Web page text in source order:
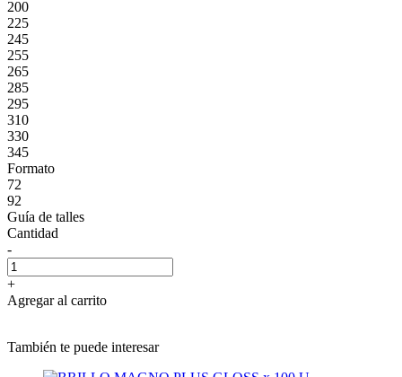
200
225
245
255
265
285
295
310
330
345
Formato
72
92
Guía de talles
Cantidad
-
+
Agregar al carrito
También te puede interesar